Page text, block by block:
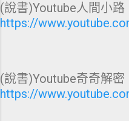
(說書)Youtube人間小路
https://
(說書)Youtube奇奇解密
https://